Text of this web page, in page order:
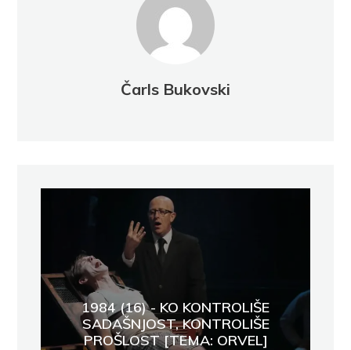
Čarls Bukovski
1984 (16) - KO KONTROLIŠE
SADAŠNJOST, KONTROLIŠE
PROŠLOST [TEMA: ORVEL]